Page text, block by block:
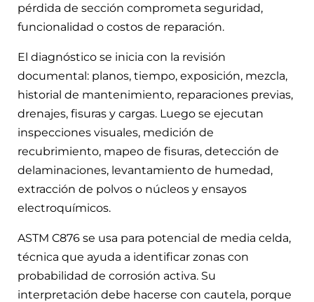
pérdida de sección comprometa seguridad,
funcionalidad o costos de reparación.
El diagnóstico se inicia con la revisión
documental: planos, tiempo, exposición, mezcla,
historial de mantenimiento, reparaciones previas,
drenajes, fisuras y cargas. Luego se ejecutan
inspecciones visuales, medición de
recubrimiento, mapeo de fisuras, detección de
delaminaciones, levantamiento de humedad,
extracción de polvos o núcleos y ensayos
electroquímicos.
ASTM C876 se usa para potencial de media celda,
técnica que ayuda a identificar zonas con
probabilidad de corrosión activa. Su
interpretación debe hacerse con cautela, porque